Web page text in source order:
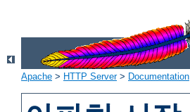
Apache > HTTP Server> Documentation